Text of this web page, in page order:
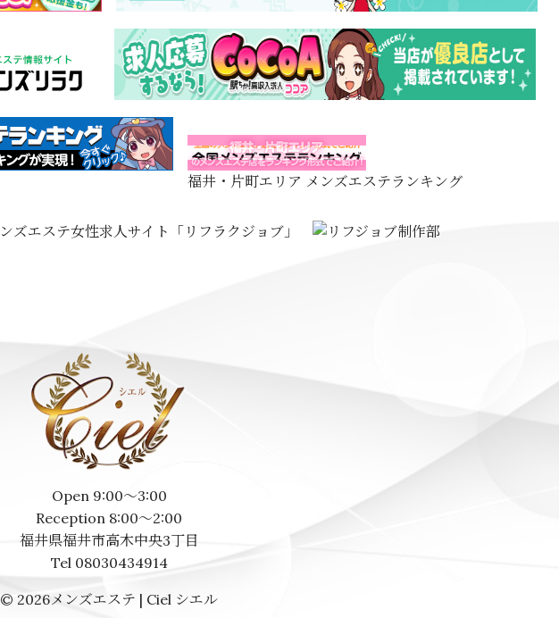
福井・片町エリア メンズエステランキング
Open 9:00～3:00
Reception 8:00～2:00
福井県福井市高木中央3丁目
Tel 08030434914
© 2026メンズエステ | Ciel シエル